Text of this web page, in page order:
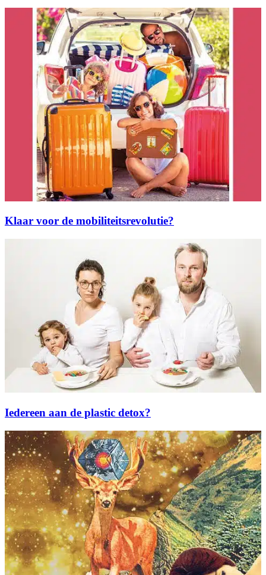
Klaar voor de mobiliteitsrevolutie?
Iedereen aan de plastic detox?